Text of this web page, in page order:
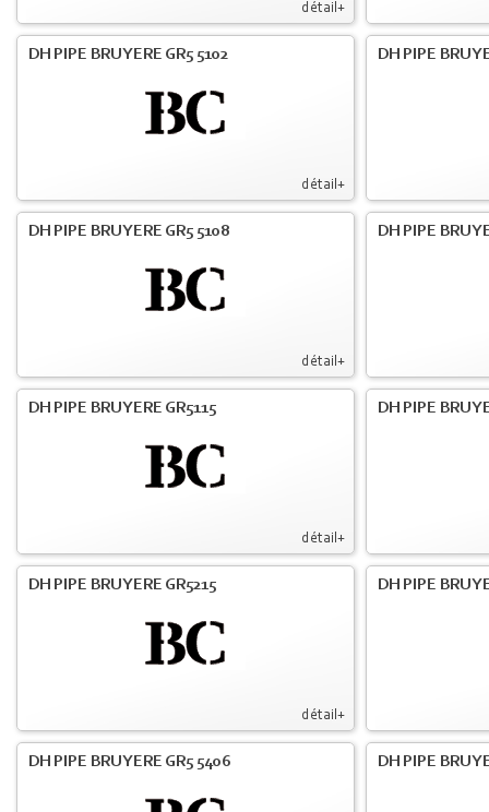
détail+
détail+
DH PIPE BRUYERE GR5 5102 DH PIPE
détail+
DH PIPE BRUYERE GR5 5108 DH PIPE
détail+
DH PIPE BRUYERE GR5115 DH PIPE
détail+
DH PIPE BRUYERE GR5215 DH PIPE
DH PIPE BRUYERE GR5 5406 DH PIPE